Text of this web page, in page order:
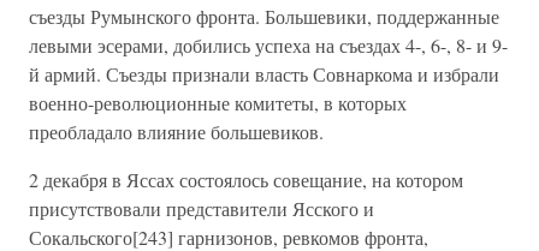
съезды Румынского фронта. Большевики, поддержанные
левыми эсерами, добились успеха на съездах 4-, 6-, 8- и 9-
й армий. Съезды признали власть Совнаркома и избрали
военно-революционные комитеты, в которых
преобладало влияние большевиков.
2 декабря в Яссах состоялось совещание, на котором
присутствовали представители Ясского и
Сокальского[243] гарнизонов, ревкомов фронта,